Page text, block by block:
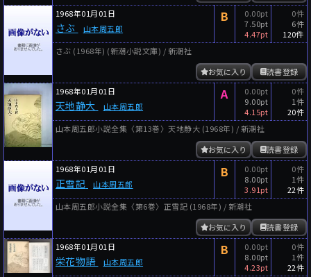
1968年01月01日
さぶ 山本周五郎
B
0.00pt
7.50pt
4.47pt
0件
6件
120件
さぶ (1968年) (新潮小説文庫) / 新潮社
読書登録
お気に入り
1968年01月01日
天地静大 山本周五郎
A
0.00pt
9.00pt
4.15pt
0件
1件
20件
山本周五郎小説全集〈第13巻〉天地静大 (1968年) / 新潮社
読書登録
お気に入り
1968年01月01日
正雪記 山本周五郎
B
0.00pt
8.00pt
3.91pt
0件
1件
22件
山本周五郎小説全集〈第6巻〉正雪記 (1968年) / 新潮社
読書登録
お気に入り
1968年01月01日
栄花物語 山本周五郎
B
0.00pt
8.00pt
4.23pt
0件
1件
22件